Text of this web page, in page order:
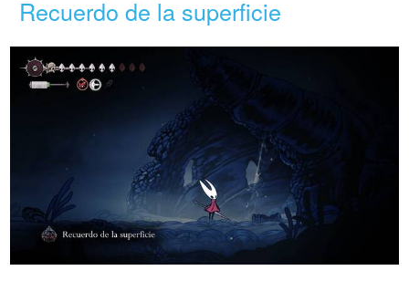
Recuerdo de la superficie